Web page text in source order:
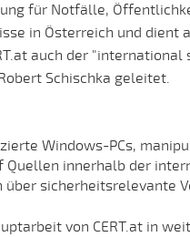
für Notfälle,
in Österreich und dient
auch der
Schischka geleitet.
Windows-PCs,
Quellen innerhalb der
sicherheitsrelevante
von CERT.at in